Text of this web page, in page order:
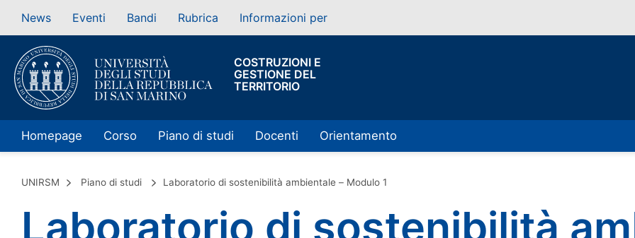
News Eventi Bandi Rubrica Informazioni per
COSTRUZIONI E
GESTIONE DEL
TERRITORIO
Homepage Corso Piano di studi Docenti Orientamento
UNIRSM Piano di studi Laboratorio di sostenibilità ambientale – Modulo 1
Laboratorio di sostenibilità